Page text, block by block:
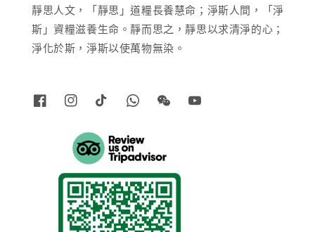
靜思人文，「靜思」道糧長養慧命；淨斯人間，「淨
斯」資糧滋養生命。靜而思之，靜思以求清淨的心；
淨化於斯，淨斯以使萬物無染。